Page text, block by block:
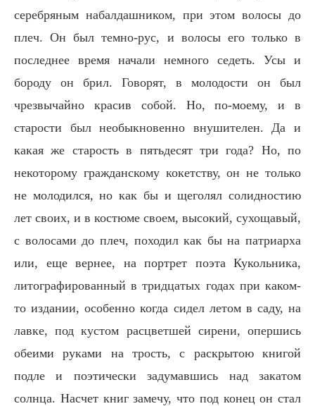
серебряным набалдашником, при этом волосы до
плеч. Он был темно-рус, и волосы его только в
последнее время начали немного седеть. Усы и
бороду он брил. Говорят, в молодости он был
чрезвычайно красив собой. Но, по-моему, и в
старости был необыкновенно внушителен. Да и
какая же старость в пятьдесят три года? Но, по
некоторому гражданскому кокетству, он не только
не молодился, но как бы и щеголял солидностию
лет своих, и в костюме своем, высокий, сухощавый,
с волосами до плеч, походил как бы на патриарха
или, еще вернее, на портрет поэта Кукольника,
литографированный в тридцатых годах при каком-
то издании, особенно когда сидел летом в саду, на
лавке, под кустом расцветшей сирени, опершись
обеими руками на трость, с раскрытою книгой
подле и поэтически задумавшись над закатом
солнца. Насчет книг замечу, что под конец он стал